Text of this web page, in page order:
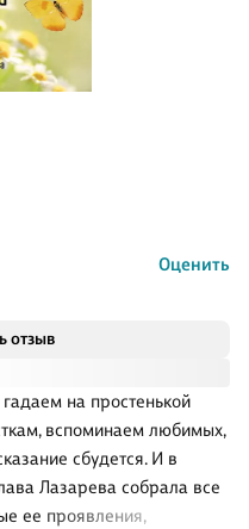
отзыв
на простенькой
вспоминаем любимых,
сбудется. И в
Лазарева собрала все
ее проявления,
Оценить